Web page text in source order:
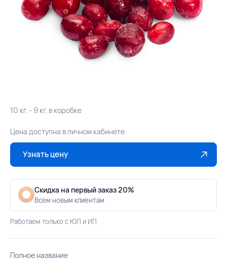
10 кг. - 9 кг. в коробке
Цена доступна в личном кабинете
Узнать цену
Скидка на первый заказ 20%
Всем новым клиентам
Работаем только с ЮЛ и ИП
Полное название